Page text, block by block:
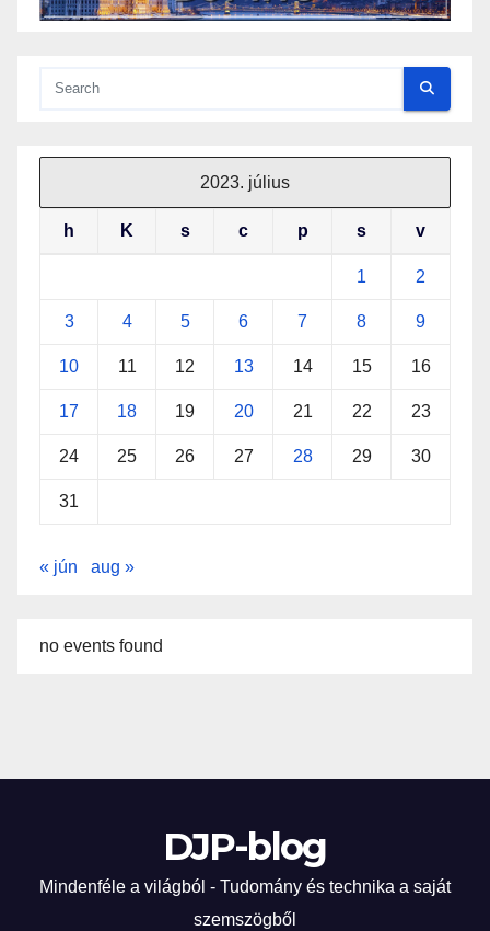
2023. július
h K s c p s v
1 2
3 4 5 6 7 8 9
10 11 12 13 14 15 16
17 18 19 20 21 22 23
24 25 26 27 28 29 30
31
« jún aug »
no events found
DJP-blog
Mindenféle a világból - Tudomány és technika a saját
szemszögből